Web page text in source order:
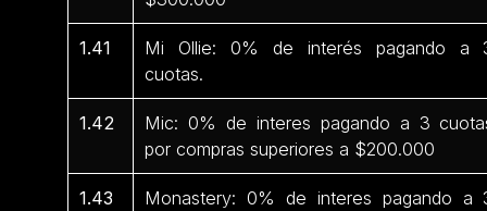
1.41
Mi Ollie: 0% de interés pagando a
cuotas.
1.42
Mic: 0% de interes pagando a 3
por compras superiores a $200.000
1.43
Monastery: 0% de interes pagando a